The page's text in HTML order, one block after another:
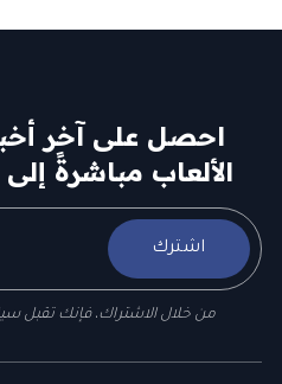
احصل على آخر
الألعاب مباشرةً
من خلال الاشتراك، فإنك تقبل
اشترك